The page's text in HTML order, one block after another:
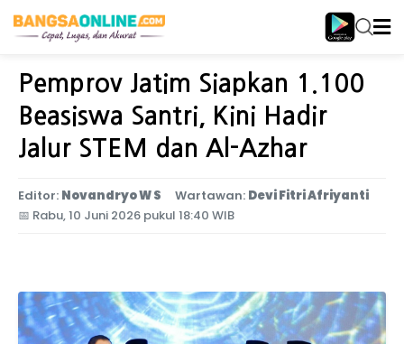
Home Jawa Timur
Pemprov Jatim Siapkan 1.100
Beasiswa Santri, Kini Hadir
Jalur STEM dan Al-Azhar
Editor: Novandryo W S Wartawan: Devi Fitri Afriyanti
📅 Rabu, 10 Juni 2026 pukul 18:40 WIB